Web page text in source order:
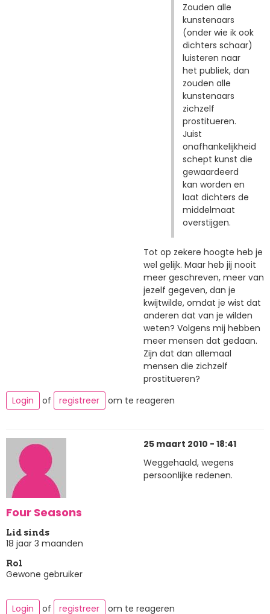
Zouden alle
kunstenaars
(onder wie ik ook
dichters schaar)
luisteren naar
het publiek, dan
zouden alle
kunstenaars
zichzelf
prostitueren.
Juist
onafhankelijkheid
schept kunst die
gewaardeerd
kan worden en
laat dichters de
middelmaat
overstijgen.
Tot op zekere hoogte heb je
wel gelijk. Maar heb jij nooit
meer geschreven, meer van
jezelf gegeven, dan je
kwijtwilde, omdat je wist dat
anderen dat van je wilden
weten? Volgens mij hebben
meer mensen dat gedaan.
Zijn dat dan allemaal
mensen die zichzelf
prostitueren?
Login
of registreer om te reageren
Four Seasons
Lid sinds
18 jaar 3 maanden
Rol
Gewone gebruiker
25 maart 2010 - 18:41
Weggehaald, wegens
persoonlijke redenen.
Login of registreer om te reageren